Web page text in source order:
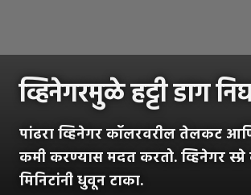
व्हिनेगरमुळे हट्टी डाग
पांढरा व्हिनेगर कॉलरवरील तेलकट
कमी करण्यास मदत करतो. व्हिनेगर
मिनिटांनी धुवून टाका.